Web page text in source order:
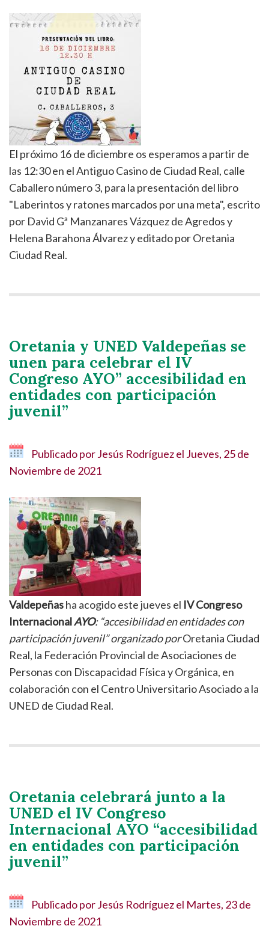
El próximo 16 de diciembre os esperamos a partir de
las 12:30 en el Antiguo Casino de Ciudad Real, calle
Caballero número 3, para la presentación del libro
"Laberintos y ratones marcados por una meta", escrito
por David Gª Manzanares Vázquez de Agredos y
Helena Barahona Álvarez y editado por Oretania
Ciudad Real.
Oretania y UNED Valdepeñas se
unen para celebrar el IV
Congreso AYO” accesibilidad en
entidades con participación
juvenil”
Publicado porJesús Rodríguezel Jueves, 25 de
Noviembre de 2021
Valdepeñasha acogido este jueves el IV Congreso
InternacionalAYO: “accesibilidad en entidades con
participación juvenil” organizado porOretania Ciudad
Real, la Federación Provincial de Asociaciones de
Personas con Discapacidad Física y Orgánica, en
colaboración con el Centro Universitario Asociado a la
UNED de Ciudad Real.
Oretania celebrará junto a la
UNED el IV Congreso
Internacional AYO “accesibilidad
en entidades con participación
juvenil”
Publicado porJesús Rodríguezel Martes, 23 de
Noviembre de 2021